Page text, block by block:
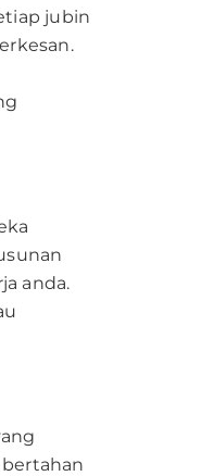
jubin
anda.